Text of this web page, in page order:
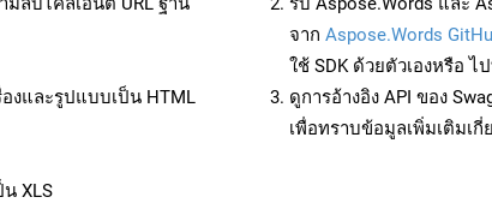
งและรูปแบบเป็น HTML
น XLS
จาก Aspose.Words
ใช้ SDK ด้วยตัวเองหรือ ไ
ดูการอ้างอิง API ของ
เพื่อทราบข้อมูลเพิ่มเติมเกี่